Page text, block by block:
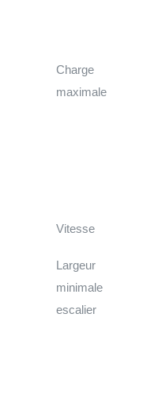
Charge
maximale
Vitesse
Largeur
minimale
escalier